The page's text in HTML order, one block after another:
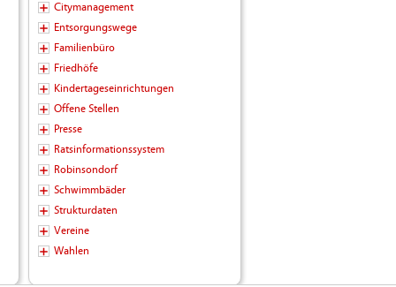
Citymanagement
Entsorgungswege
Familienbüro
Friedhöfe
Kindertageseinrichtungen
Offene Stellen
Presse
Ratsinformationssystem
Robinsondorf
Schwimmbäder
Strukturdaten
Vereine
Wahlen